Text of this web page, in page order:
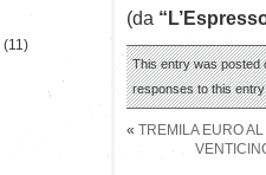
(da
This entry was posted
responses to this
« TREMILA EURO
(11)